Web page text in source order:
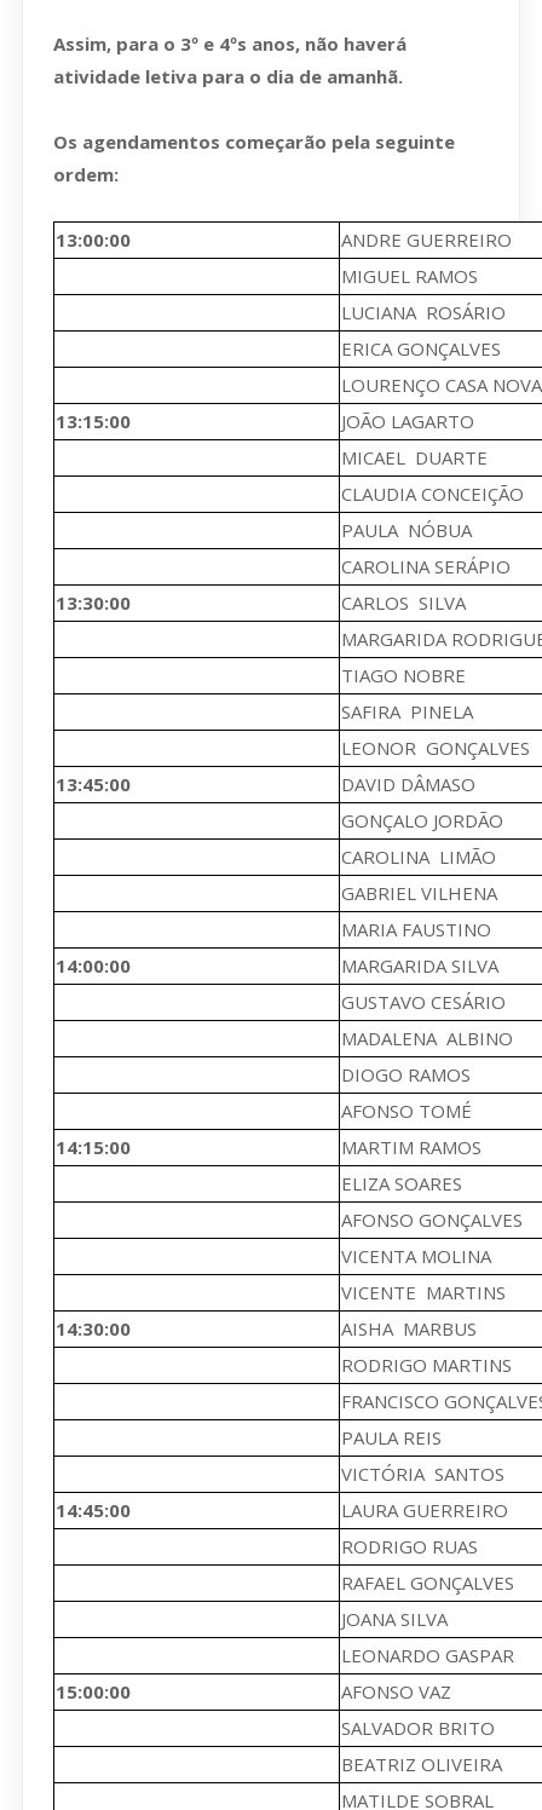
Assim, para o 3º e 4ºs anos, não haverá
atividade letiva para o dia de amanhã.
Os agendamentos começarão pela seguinte
ordem:
13:00:00
ANDRE GUERREIRO
MIGUEL RAMOS
LUCIANA ROSÁRIO
ERICA GONÇALVES
LOURENÇO CASA NOVA
13:15:00
JOÃO LAGARTO
MICAEL DUARTE
CLAUDIA CONCEIÇÃO
PAULA NÓBUA
CAROLINA SERÁPIO
13:30:00
CARLOS SILVA
MARGARIDA
TIAGO NOBRE
SAFIRA PINELA
LEONOR GONÇALVES
13:45:00
DAVID DÂMASO
GONÇALO JORDÃO
CAROLINA LIMÃO
GABRIEL VILHENA
MARIA FAUSTINO
14:00:00
MARGARIDA SILVA
GUSTAVO CESÁRIO
MADALENA ALBINO
DIOGO RAMOS
AFONSO TOMÉ
14:15:00
MARTIM RAMOS
ELIZA SOARES
AFONSO GONÇALVES
VICENTA MOLINA
VICENTE MARTINS
14:30:00
AISHA MARBUS
RODRIGO MARTINS
FRANCISCO
PAULA REIS
VICTÓRIA SANTOS
14:45:00
LAURA GUERREIRO
RODRIGO RUAS
RAFAEL GONÇALVES
JOANA SILVA
LEONARDO GASPAR
15:00:00
AFONSO VAZ
SALVADOR BRITO
BEATRIZ OLIVEIRA
MATILDE SOBRAL